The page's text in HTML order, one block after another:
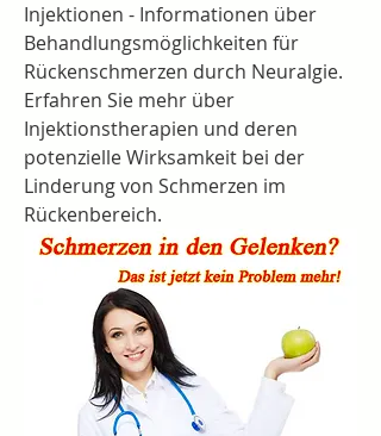
Injektionen - Informationen über
Behandlungsmöglichkeiten für
Rückenschmerzen durch Neuralgie.
Erfahren Sie mehr über
Injektionstherapien und deren
potenzielle Wirksamkeit bei der
Linderung von Schmerzen im
Rückenbereich.